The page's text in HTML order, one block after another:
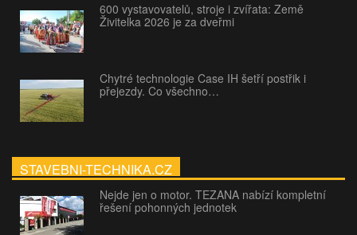
600 vystavovatelů, stroje i zvířata: Země
Živitelka 2026 je za dveřmi
Chytré technologie Case IH šetří postřik i
přejezdy. Co všechno…
STAVEBNI-TECHNIKA.CZ
Nejde jen o motor. TEZANA nabízí kompletní
řešení pohonných jednotek